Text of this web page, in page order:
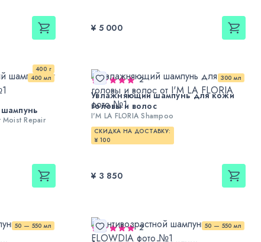
¥ 5 000
400 г
400 мл
Moist Repair
300 мл
2
Увлажняющий шампунь для кожи
головы и волос
I'M LA FLORIA Shampoo
СКИДКА НА ДОСТАВКУ:
¥ 100
¥ 3 850
50 — 550 мл 50 — 550 мл
2